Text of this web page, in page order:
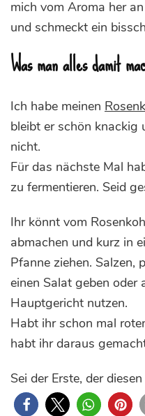
mich vom Aroma her
und schmeckt ein
Was man alles damit
Ich habe meinen
bleibt er schön knackig
nicht.
Für das nächste Mal
zu fermentieren. Seid
Ihr könnt vom
abmachen und kurz in
Pfanne ziehen. Salzen,
einen Salat geben oder
Hauptgericht nutzen.
Habt ihr schon mal
habt ihr daraus
Sei der Erste, der